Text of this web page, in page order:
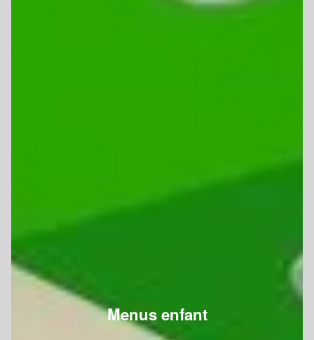
Menus enfant